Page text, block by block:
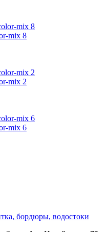
mix 8
mix 2
mix 6